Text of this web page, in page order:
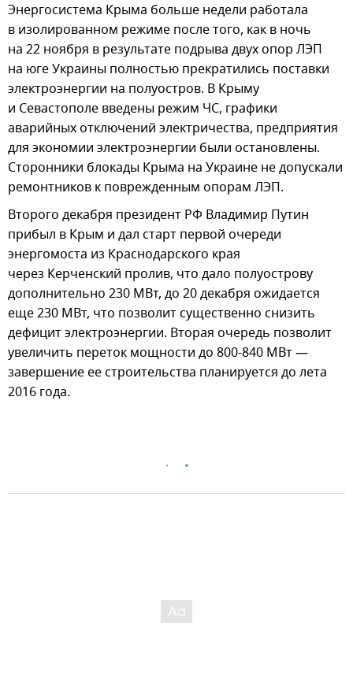
Энергосистема Крыма больше недели работала
в изолированном режиме после того, как в ночь
на 22 ноября в результате подрыва двух опор ЛЭП
на юге Украины полностью прекратились поставки
электроэнергии на полуостров. В Крыму
и Севастополе введены режим ЧС, графики
аварийных отключений электричества, предприятия
для экономии электроэнергии были остановлены.
Сторонники блокады Крыма на Украине не допускали
ремонтников к поврежденным опорам ЛЭП.
Второго декабря президент РФ Владимир Путин
прибыл в Крым и дал старт первой очереди
энергомоста из Краснодарского края
через Керченский пролив, что дало полуострову
дополнительно 230 МВт, до 20 декабря ожидается
еще 230 МВт, что позволит существенно снизить
дефицит электроэнергии. Вторая очередь позволит
увеличить переток мощности до 800-840 МВт —
завершение ее строительства планируется до лета
2016 года.